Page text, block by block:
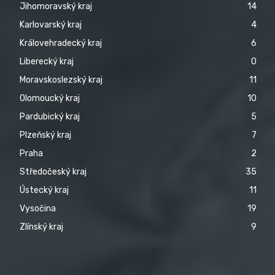
Jihomoravský kraj
14
Karlovarský kraj
4
Královehradecký kraj
6
Liberecký kraj
0
Moravskoslezský kraj
11
Olomoucký kraj
10
Pardubický kraj
5
Plzeňský kraj
7
Praha
2
Středočeský kraj
35
Ústecký kraj
11
Vysočina
19
Zlínský kraj
9